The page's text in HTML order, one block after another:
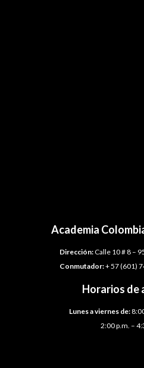
Academia
Dirección:Calle 10 # 8 –
Conmutador:+ 57 (601)
Horarios de
Lunes a viernes de:
2:00 p.m. –